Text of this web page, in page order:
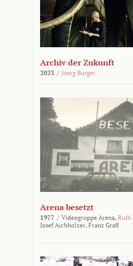
Archiv der Zukunft
2023 / Joerg Burger
Arena besetzt
1977 / Videogruppe Arena, Ruth
Josef Aichholzer, Franz Grafl